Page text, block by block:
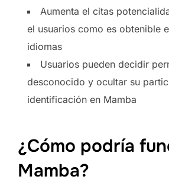
Aumenta el citas
el usuarios como es obtenible
idiomas
Usuarios pueden decidir
desconocido y ocultar su
identificación en Mamba
¿Cómo podría
Mamba?